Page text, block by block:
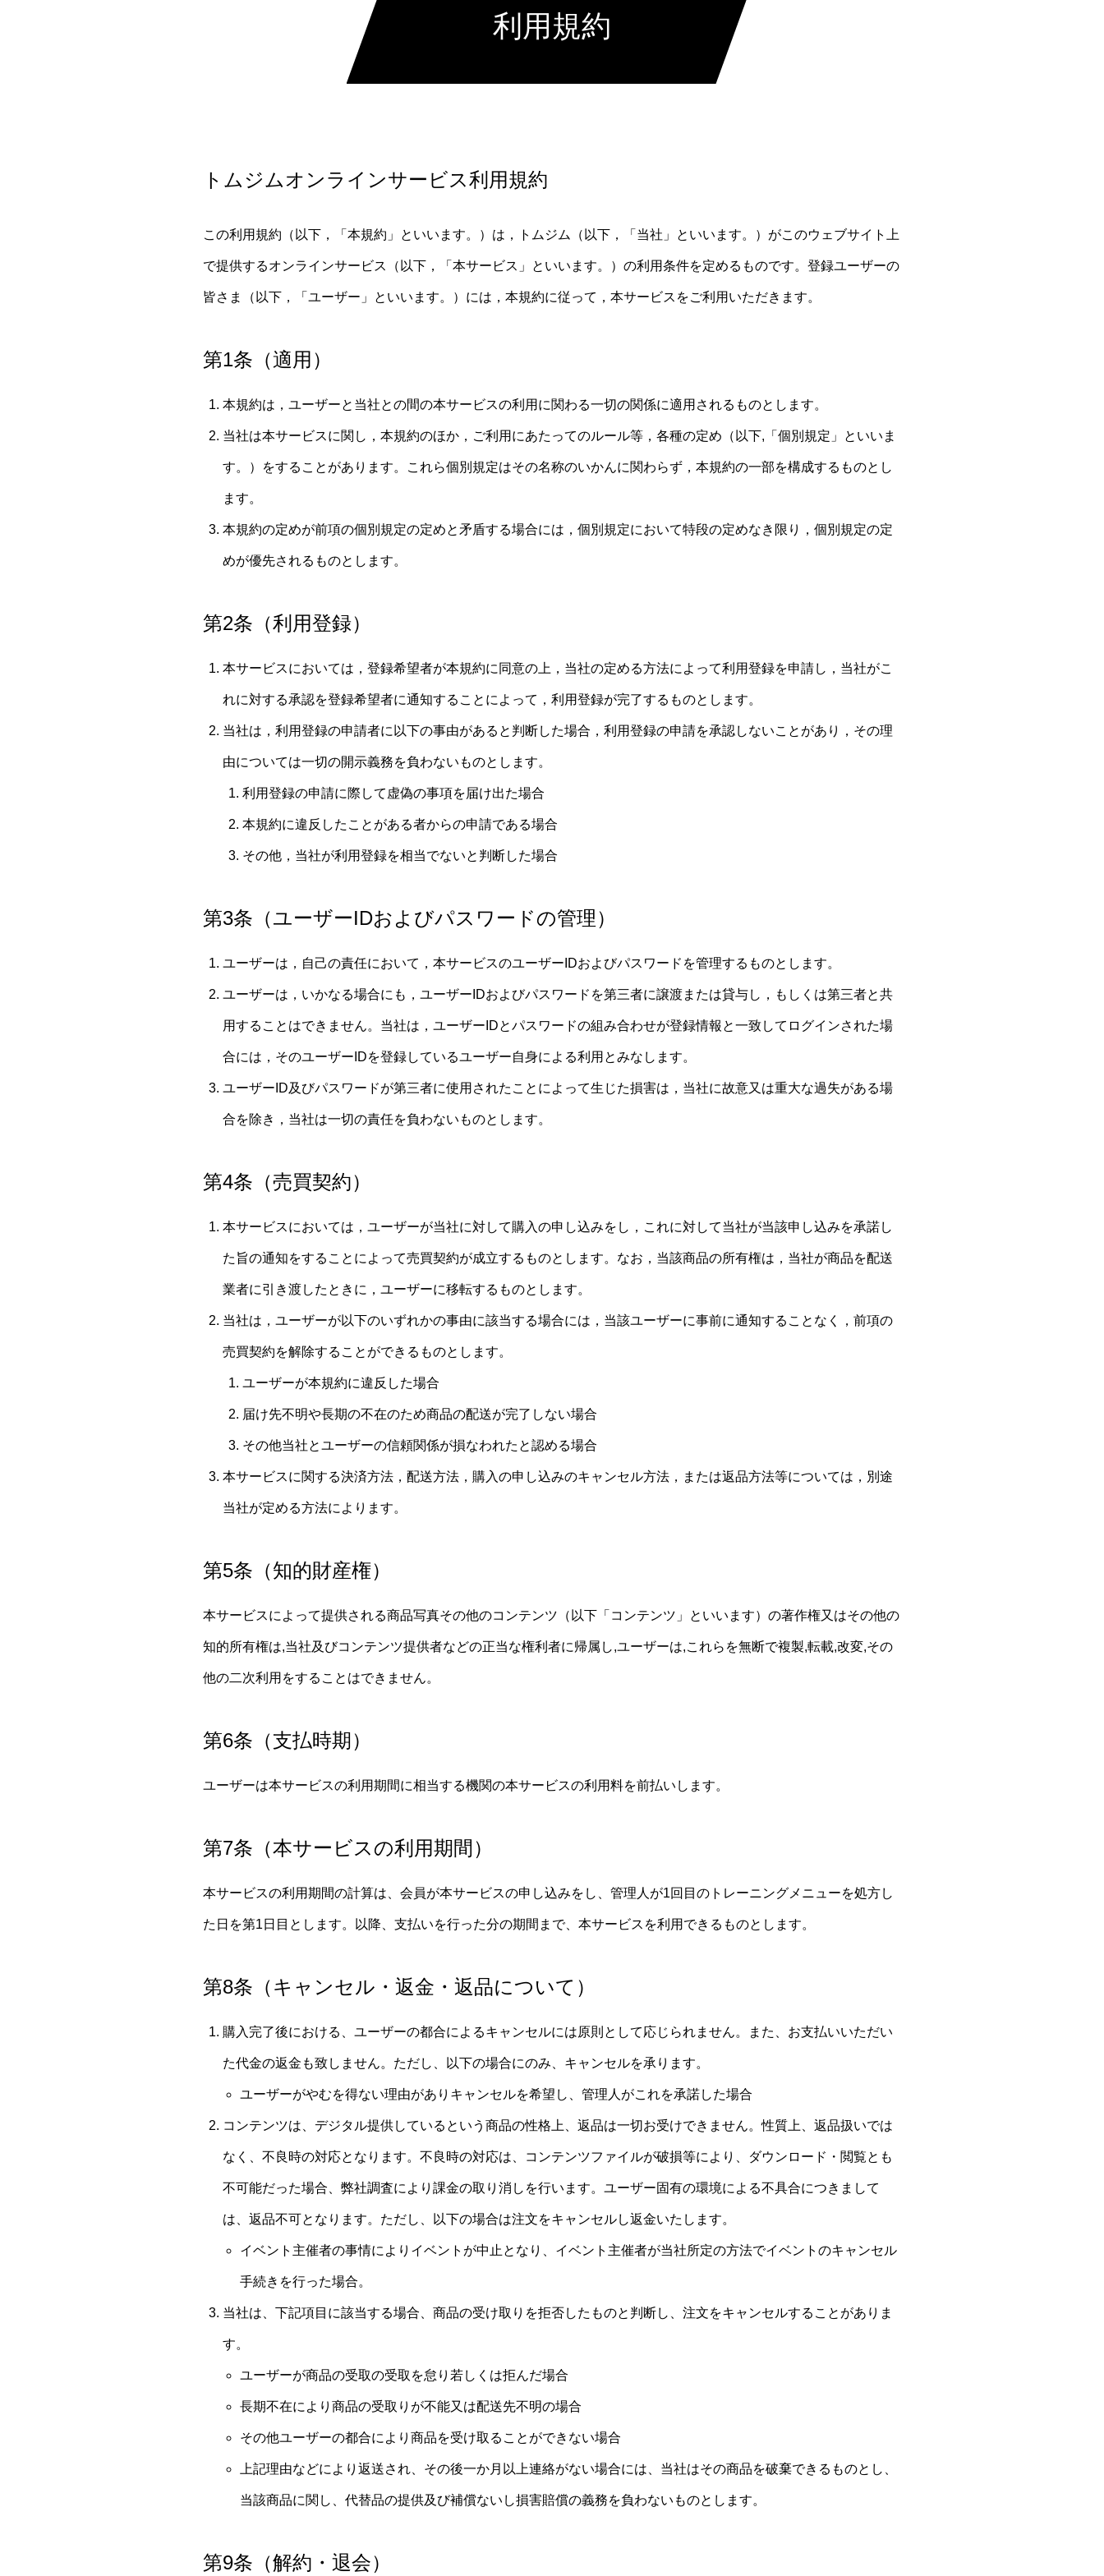
利用規約
トムジムオンラインサービス利用規約
この利用規約（以下，「本規約」といいます。）は，トムジム（以下，「当社」といいます。）がこのウェブサイト上
で提供するオンラインサービス（以下，「本サービス」といいます。）の利用条件を定めるものです。登録ユーザーの
皆さま（以下，「ユーザー」といいます。）には，本規約に従って，本サービスをご利用いただきます。
第1条（適用）
本規約は，ユーザーと当社との間の本サービスの利用に関わる一切の関係に適用されるものとします。
当社は本サービスに関し，本規約のほか，ご利用にあたってのルール等，各種の定め（以下,「個別規定」といいま
す。）をすることがあります。これら個別規定はその名称のいかんに関わらず，本規約の一部を構成するものとし
ます。
本規約の定めが前項の個別規定の定めと矛盾する場合には，個別規定において特段の定めなき限り，個別規定の定
めが優先されるものとします。
第2条（利用登録）
本サービスにおいては，登録希望者が本規約に同意の上，当社の定める方法によって利用登録を申請し，当社がこ
れに対する承認を登録希望者に通知することによって，利用登録が完了するものとします。
当社は，利用登録の申請者に以下の事由があると判断した場合，利用登録の申請を承認しないことがあり，その理
由については一切の開示義務を負わないものとします。
利用登録の申請に際して虚偽の事項を届け出た場合
本規約に違反したことがある者からの申請である場合
その他，当社が利用登録を相当でないと判断した場合
第3条（ユーザーIDおよびパスワードの管理）
ユーザーは，自己の責任において，本サービスのユーザーIDおよびパスワードを管理するものとします。
ユーザーは，いかなる場合にも，ユーザーIDおよびパスワードを第三者に譲渡または貸与し，もしくは第三者と共
用することはできません。当社は，ユーザーIDとパスワードの組み合わせが登録情報と一致してログインされた場
合には，そのユーザーIDを登録しているユーザー自身による利用とみなします。
ユーザーID及びパスワードが第三者に使用されたことによって生じた損害は，当社に故意又は重大な過失がある場
合を除き，当社は一切の責任を負わないものとします。
第4条（売買契約）
本サービスにおいては，ユーザーが当社に対して購入の申し込みをし，これに対して当社が当該申し込みを承諾し
た旨の通知をすることによって売買契約が成立するものとします。なお，当該商品の所有権は，当社が商品を配送
業者に引き渡したときに，ユーザーに移転するものとします。
当社は，ユーザーが以下のいずれかの事由に該当する場合には，当該ユーザーに事前に通知することなく，前項の
売買契約を解除することができるものとします。
ユーザーが本規約に違反した場合
届け先不明や長期の不在のため商品の配送が完了しない場合
その他当社とユーザーの信頼関係が損なわれたと認める場合
本サービスに関する決済方法，配送方法，購入の申し込みのキャンセル方法，または返品方法等については，別途
当社が定める方法によります。
第5条（知的財産権）
本サービスによって提供される商品写真その他のコンテンツ（以下「コンテンツ」といいます）の著作権又はその他の
知的所有権は,当社及びコンテンツ提供者などの正当な権利者に帰属し,ユーザーは,これらを無断で複製,転載,改変,その
他の二次利用をすることはできません。
第6条（支払時期）
ユーザーは本サービスの利用期間に相当する機関の本サービスの利用料を前払いします。
第7条（本サービスの利用期間）
本サービスの利用期間の計算は、会員が本サービスの申し込みをし、管理人が1回目のトレーニングメニューを処方し
た日を第1日目とします。以降、支払いを行った分の期間まで、本サービスを利用できるものとします。
第8条（キャンセル・返金・返品について）
購入完了後における、ユーザーの都合によるキャンセルには原則として応じられません。また、お支払いいただい
た代金の返金も致しません。ただし、以下の場合にのみ、キャンセルを承ります。
ユーザーがやむを得ない理由がありキャンセルを希望し、管理人がこれを承諾した場合
コンテンツは、デジタル提供しているという商品の性格上、返品は一切お受けできません。性質上、返品扱いでは
なく、不良時の対応となります。不良時の対応は、コンテンツファイルが破損等により、ダウンロード・閲覧とも
不可能だった場合、弊社調査により課金の取り消しを行います。ユーザー固有の環境による不具合につきまして
は、返品不可となります。ただし、以下の場合は注文をキャンセルし返金いたします。
イベント主催者の事情によりイベントが中止となり、イベント主催者が当社所定の方法でイベントのキャンセル
手続きを行った場合。
当社は、下記項目に該当する場合、商品の受け取りを拒否したものと判断し、注文をキャンセルすることがありま
す。
ユーザーが商品の受取の受取を怠り若しくは拒んだ場合
長期不在により商品の受取りが不能又は配送先不明の場合
その他ユーザーの都合により商品を受け取ることができない場合
上記理由などにより返送され、その後一か月以上連絡がない場合には、当社はその商品を破棄できるものとし、
当該商品に関し、代替品の提供及び補償ないし損害賠償の義務を負わないものとします。
第9条（解約・退会）